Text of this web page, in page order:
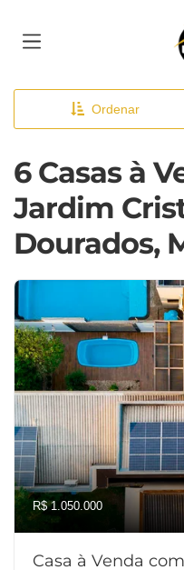
Ordenar
6 Casas à
Jardim
Dourados,
R$ 1.050.000
Casa à Venda